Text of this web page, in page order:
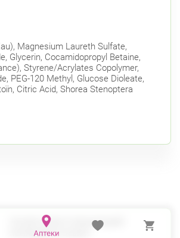
Magnesium Laureth Sulfate,
Glycerin, Cocamidopropyl Betaine,
Styrene/Acrylates Copolymer,
PEG-120 Methyl, Glucose Dioleate,
Citric Acid, Shorea Stenoptera
УРЬЯЖ КРЕМ ОЧИЩАЮЩИЙ
ПЕНЯЩИЙСЯ 500МЛ